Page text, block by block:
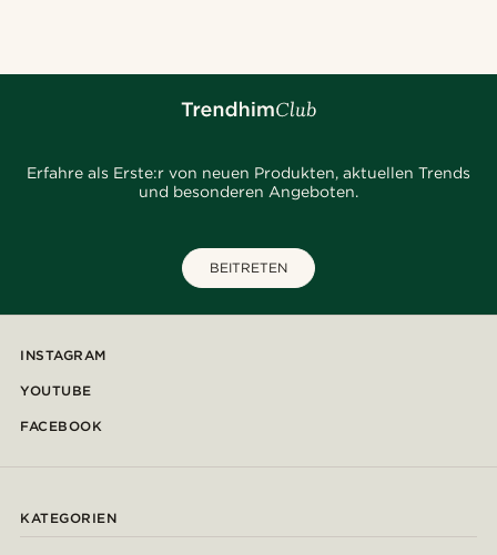
Erfahre als Erste:r von neuen Produkten, aktuellen Trends
und besonderen Angeboten.
BEITRETEN
INSTAGRAM
YOUTUBE
FACEBOOK
KATEGORIEN